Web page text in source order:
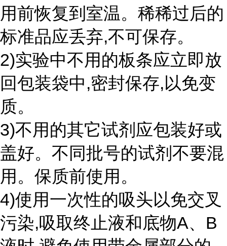
用前恢复到室温。稀稀过后的
标准品应丢弃,不可保存。
2)实验中不用的板条应立即放
回包装袋中,密封保存,以免变
质。
3)不用的其它试剂应包装好或
盖好。不同批号的试剂不要混
用。保质前使用。
4)使用一次性的吸头以免交叉
污染,吸取终止液和底物A、B